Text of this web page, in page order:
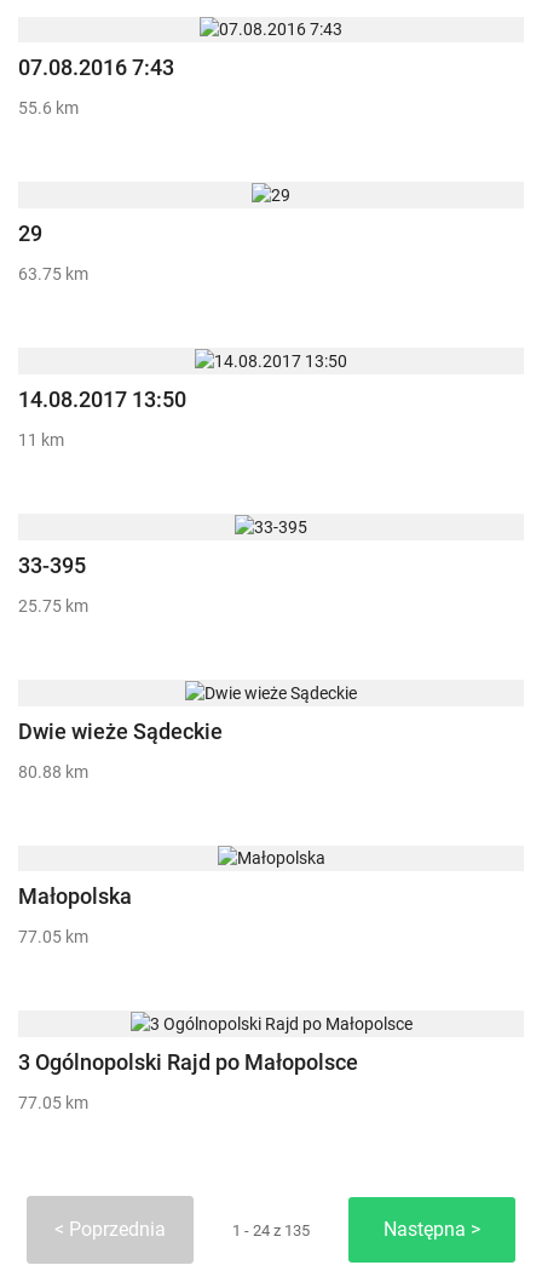
07.08.2016 7:43
55.6 km
29
63.75 km
14.08.2017 13:50
11 km
33-395
25.75 km
Dwie wieże Sądeckie
80.88 km
Małopolska
77.05 km
3 Ogólnopolski Rajd po Małopolsce
77.05 km
Poprzednia 1 - 24 z 135 Następna